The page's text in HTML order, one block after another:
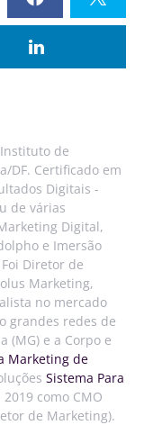
de
DF. Certificado em
Digitais -
de várias
Digital,
e Imersão
Diretor de
Marketing,
no mercado
grandes redes de
(MG) e a Corpo e
Marketing de
Sistema Para
como CMO
de Marketing).